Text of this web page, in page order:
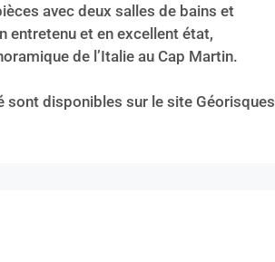
avec deux salles de bains et
entretenu et en excellent état,
de l’Italie au Cap Martin.
disponibles sur le site Géorisques